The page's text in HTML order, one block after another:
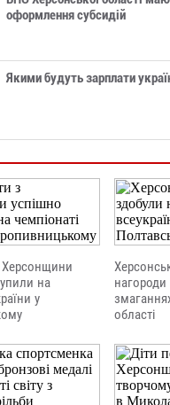
оформлення субсидій
Якими будуть зарплати
Херсонщини
на
у
нагороди
області